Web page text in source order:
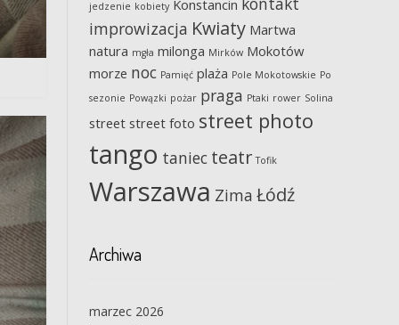
jedzenie kobiety Konstancin
improwizacja Kwiaty Martwa
natura mgła milonga Mirków Mokotów
morze noc Pamięć plaża Pole Mokotowskie Po
sezonie Powązki pożar praga Ptaki rower Solina
street street foto street photo
tango taniec teatr Tofik
Warszawa Zima Łódź
Archiwa
marzec 2026